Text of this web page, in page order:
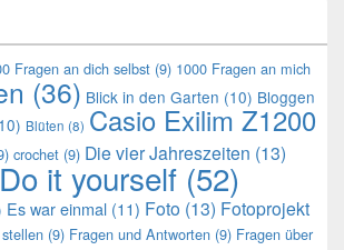
Fragen an dich selbst (9) 1000 Fragen an mich
(36) Blick in den Garten (10) Bloggen
Blüten (8) Casio Exilim Z1200
crochet (9) Die vier Jahreszeiten (13)
Do it yourself (52)
Es war einmal (11) Foto (13) Fotoprojekt
(9) Fragen und Antworten (9) Fragen über